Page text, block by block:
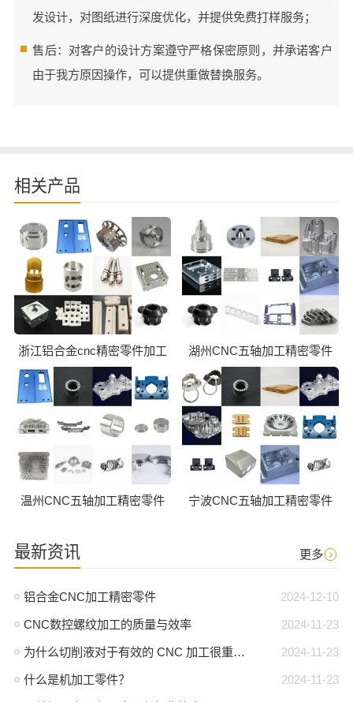
发设计，对图纸进行深度优化，并提供免费打样服务；
售后：对客户的设计方案遵守严格保密原则，并承诺客户
由于我方原因操作，可以提供重做替换服务。
相关产品
浙江铝合金cnc精密零件加工 湖州CNC五轴加工精密零件
温州CNC五轴加工精密零件 宁波CNC五轴加工精密零件
最新资讯 更多
2024-12-10
铝合金CNC加工精密零件
2024-11-23
CNC数控螺纹加工的质量与效率
2024-11-23
为什么切削液对于有效的 CNC 加工很重要？
2024-11-23
什么是机加工零件？